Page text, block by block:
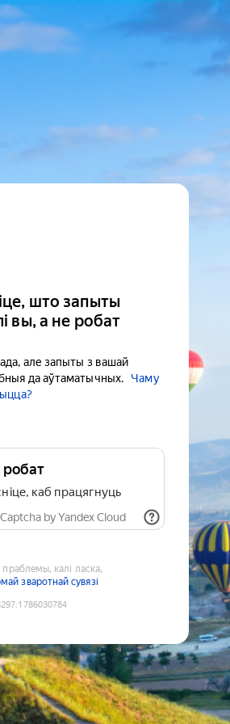
што запыты
вы, а не робат
але запыты з вашай
да аўтаматычных.
Чаму
каб працягнуць
by Yandex Cloud
праблемы, калі ласка,
зваротнай сувязі
:1786030784